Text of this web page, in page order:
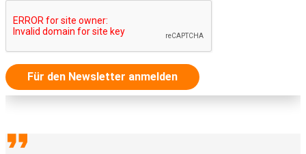
Für den Newsletter anmelden